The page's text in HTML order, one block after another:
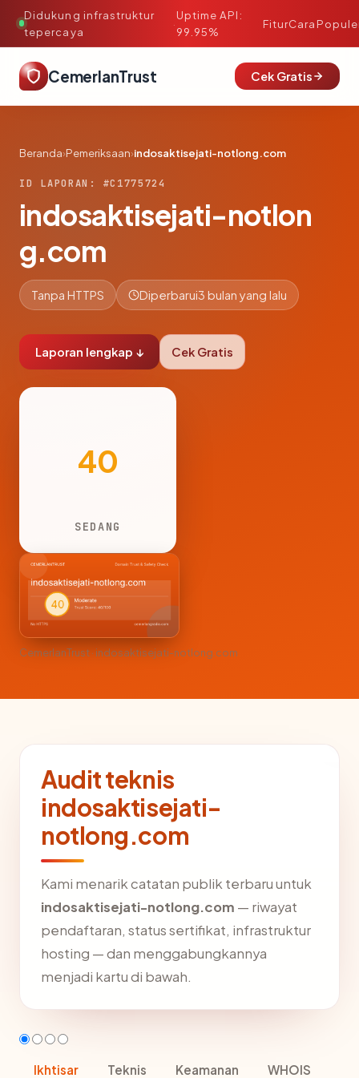
Didukung infrastruktur
tepercaya
·
Uptime API:
99.95%
FiturCara
CemerlanTrust Cek Gratis
Beranda›Pemeriksaan›indosaktisejati-notlong.com
ID LAPORAN: #C1775724
indosaktisejati-notlon
g.com
Tanpa HTTPS Diperbarui3 bulan yang lalu
Laporan lengkap ↓ Cek Gratis
40
SEDANG
CemerlanTrust · indosaktisejati-notlong.com
Audit teknis
indosaktisejati-
notlong.com
Kami menarik catatan publik terbaru untuk
indosaktisejati-notlong.com — riwayat
pendaftaran, status sertifikat, infrastruktur
hosting — dan menggabungkannya
menjadi kartu di bawah.
Ikhtisar Teknis Keamanan WHOIS